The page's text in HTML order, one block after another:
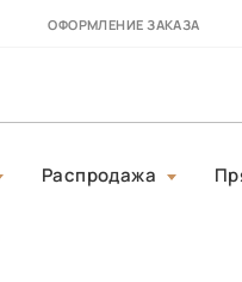
ОФОРМЛЕНИЕ ЗАКАЗА
Распродажа